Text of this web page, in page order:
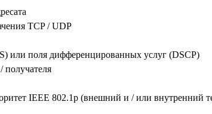
TCP / UDP
или поля дифференцированных услуг (DSCP)
получателя
IEEE 802.1p (внешний и / или внутренний